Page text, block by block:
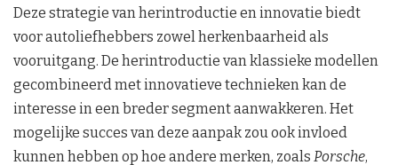
Deze strategie van herintroductie en innovatie biedt
voor autoliefhebbers zowel herkenbaarheid als
vooruitgang. De herintroductie van klassieke modellen
gecombineerd met innovatieve technieken kan de
interesse in een breder segment aanwakkeren. Het
mogelijke succes van deze aanpak zou ook invloed
kunnen hebben op hoe andere merken, zoals Porsche,